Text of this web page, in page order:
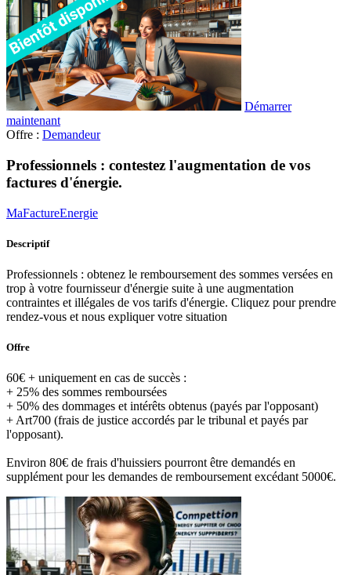
Démarrer
maintenant
Offre : Demandeur
Professionnels : contestez l'augmentation de vos
factures d'énergie.
MaFactureEnergie
Descriptif
Professionnels : obtenez le remboursement des sommes versées en
trop à votre fournisseur d'énergie suite à une augmentation
contraintes et illégales de vos tarifs d'énergie. Cliquez pour prendre
rendez-vous et nous expliquer votre situation
Offre
60€ + uniquement en cas de succès :
+ 25% des sommes remboursées
+ 50% des dommages et intérêts obtenus (payés par l'opposant)
+ Art700 (frais de justice accordés par le tribunal et payés par
l'opposant).
Environ 80€ de frais d'huissiers pourront être demandés en
supplément pour les demandes de remboursement excédant 5000€.